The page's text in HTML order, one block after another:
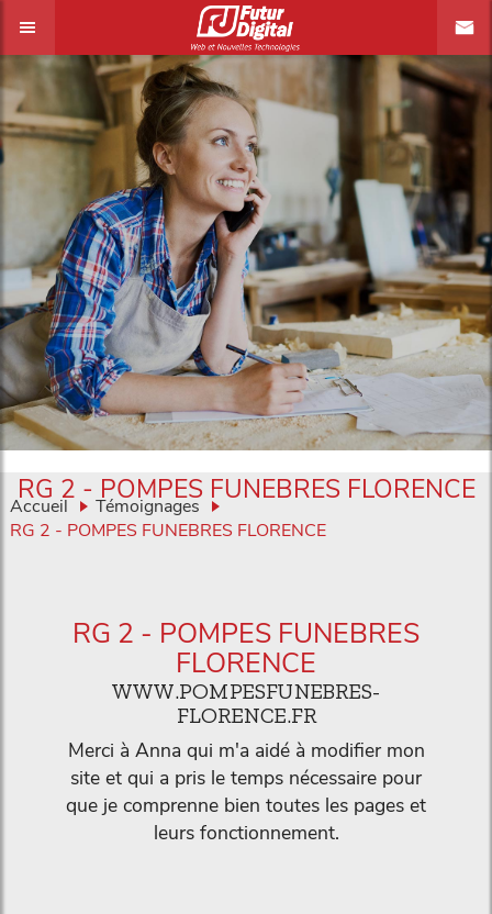
Accueil
Témoignages
RG 2 - POMPES FUNEBRES FLORENCE
RG 2 - POMPES FUNEBRES FLORENCE
RG 2 - POMPES FUNEBRES
FLORENCE
WWW.POMPESFUNEBRES-
FLORENCE.FR
Merci à Anna qui m'a aidé à modifier mon
site et qui a pris le temps nécessaire pour
que je comprenne bien toutes les pages et
leurs fonctionnement.